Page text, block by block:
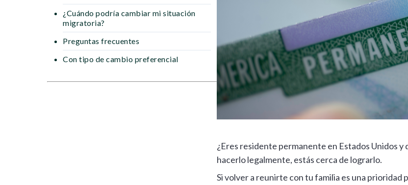
¿Cuándo podría cambiar mi situación
migratoria?
Preguntas frecuentes
Con tipo de cambio preferencial
¿Eres residente permanente en Estados Unidos
hacerlo legalmente, estás cerca de lograrlo.
Si volver a reunirte con tu familia es una prioridad